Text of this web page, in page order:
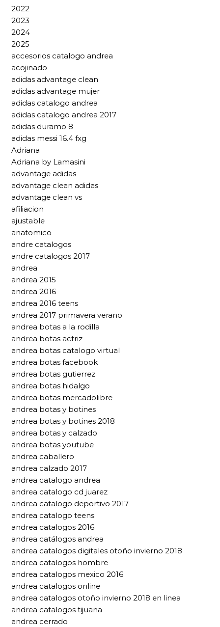
2022
2023
2024
2025
accesorios catalogo andrea
acojinado
adidas advantage clean
adidas advantage mujer
adidas catalogo andrea
adidas catalogo andrea 2017
adidas duramo 8
adidas messi 16.4 fxg
Adriana
Adriana by Lamasini
advantage adidas
advantage clean adidas
advantage clean vs
afiliacion
ajustable
anatomico
andre catalogos
andre catalogos 2017
andrea
andrea 2015
andrea 2016
andrea 2016 teens
andrea 2017 primavera verano
andrea botas a la rodilla
andrea botas actriz
andrea botas catalogo virtual
andrea botas facebook
andrea botas gutierrez
andrea botas hidalgo
andrea botas mercadolibre
andrea botas y botines
andrea botas y botines 2018
andrea botas y calzado
andrea botas youtube
andrea caballero
andrea calzado 2017
andrea catalogo andrea
andrea catalogo cd juarez
andrea catalogo deportivo 2017
andrea catalogo teens
andrea catalogos 2016
andrea catálogos andrea
andrea catalogos digitales otoño invierno 2018
andrea catalogos hombre
andrea catalogos mexico 2016
andrea catalogos online
andrea catalogos otoño invierno 2018 en linea
andrea catalogos tijuana
andrea cerrado